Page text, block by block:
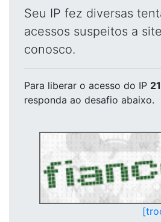
Seu IP fez diversas
acessos suspeitos a
conosco.
Para liberar o acesso do IP
responda ao desafio abaixo.